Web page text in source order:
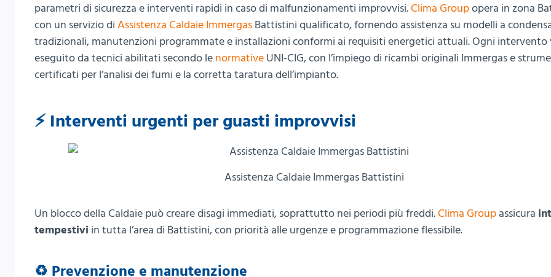
parametri di sicurezza e interventi rapidi in caso di malfunzionamenti improvvisi.Clima Groupopera in zona
con un servizio di Assistenza Caldaie Immergas Battistini qualificato, fornendo assistenza su modelli a
tradizionali, manutenzioni programmate e installazioni conformi ai requisiti energetici attuali. Ogni intervento
eseguito da tecnici abilitati secondo le normative UNI-CIG, con l’impiego di ricambi originali Immergas e
certificati per l’analisi dei fumi e la corretta taratura dell’impianto.
⚡ Interventi urgenti per guasti improvvisi
Assistenza Caldaie Immergas Battistini
Un blocco della Caldaie può creare disagi immediati, soprattutto nei periodi più freddi.Clima Group assicura
tempestivi in tutta l’area di Battistini, con priorità alle urgenze e programmazione flessibile.
♻️ Prevenzione e manutenzione